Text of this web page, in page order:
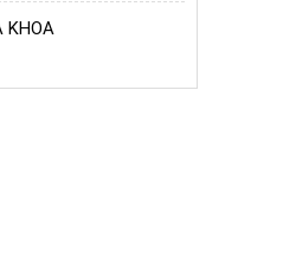
KHOA